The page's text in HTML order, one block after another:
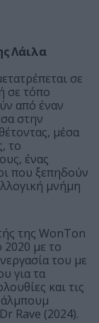
Λάιλα
σε
σε τόπο
από έναν
στην
μέσα
το
ένας
που ξεπηδούν
μνήμη
της WonTon
2020 με το
του με
για τα
και τις
άλμπουμ
Rave (2024).